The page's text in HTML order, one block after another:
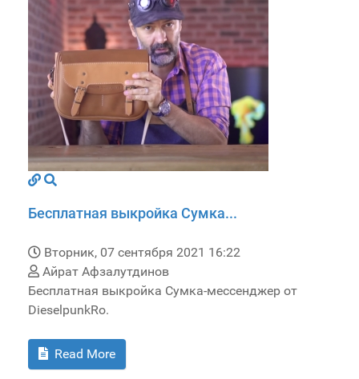
Бесплатная выкройка Сумка...
Вторник, 07 сентября 2021 16:22
Айрат Афзалутдинов
Бесплатная выкройка Сумка-мессенджер от
DieselpunkRo.
Read More